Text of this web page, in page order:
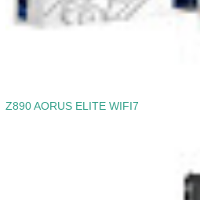
Z890 AORUS ELITE WIFI7